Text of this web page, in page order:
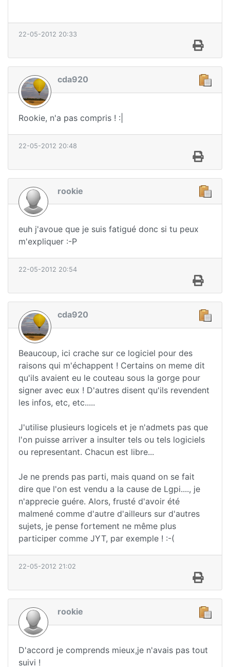
22-05-2012 20:33
cda920
Rookie, n'a pas compris ! :|
22-05-2012 20:48
rookie
euh j'avoue que je suis fatigué donc si tu peux
m'expliquer :-P
22-05-2012 20:54
cda920
Beaucoup, ici crache sur ce logiciel pour des
raisons qui m'échappent ! Certains on meme dit
qu'ils avaient eu le couteau sous la gorge pour
signer avec eux ! D'autres disent qu'ils revendent
les infos, etc, etc.....
J'utilise plusieurs logicels et je n'admets pas que
l'on puisse arriver a insulter tels ou tels logiciels
ou representant. Chacun est libre...
Je ne prends pas parti, mais quand on se fait
dire que l'on est vendu a la cause de Lgpi...., je
n'apprecie guére. Alors, frusté d'avoir été
malmené comme d'autre d'ailleurs sur d'autres
sujets, je pense fortement ne même plus
participer comme JYT, par exemple ! :-(
22-05-2012 21:02
rookie
D'accord je comprends mieux,je n'avais pas tout
suivi !